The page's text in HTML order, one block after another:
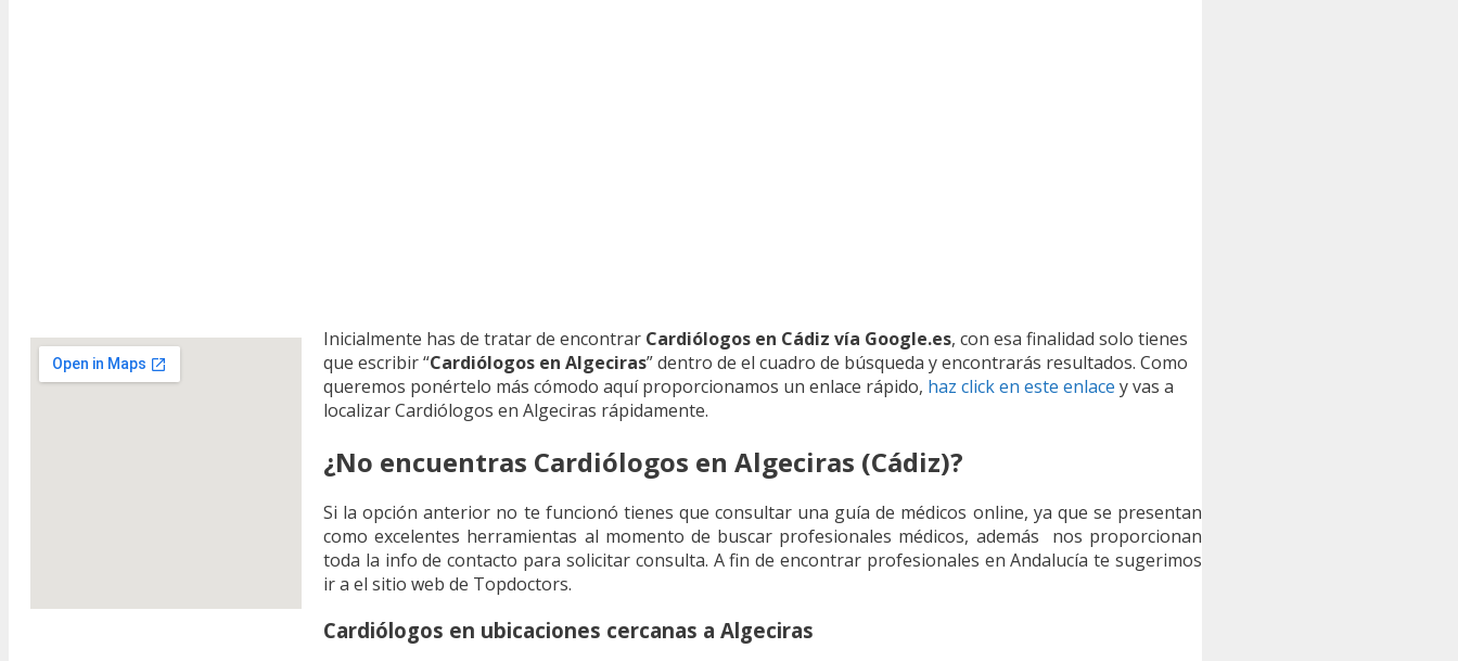
Inicialmente has de tratar de encontrar Cardiólogos en Cádiz vía Google.es, con esa finalidad solo tienes
que escribir “Cardiólogos en Algeciras” dentro de el cuadro de búsqueda y encontrarás resultados. Como
queremos ponértelo más cómodo aquí proporcionamos un enlace rápido, haz click en este enlace y vas a
localizar Cardiólogos en Algeciras rápidamente.
¿No encuentras Cardiólogos en Algeciras (Cádiz)?
Si la opción anterior no te funcionó tienes que consultar una guía de médicos online, ya que se presentan
como excelentes herramientas al momento de buscar profesionales médicos, además nos proporcionan
toda la info de contacto para solicitar consulta. A fin de encontrar profesionales en Andalucía te sugerimos
ir a el sitio web de Topdoctors.
Cardiólogos en ubicaciones cercanas a Algeciras